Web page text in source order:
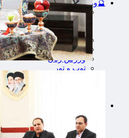
🔮ورزش
فوتبال
🔴باشگاه پرسپولیس
🔵باشگاه استقلال
کشتی و وزنه‌برداری
ورزشهای رزمی
ورزش زنان
توپ و تور
بانک ها
بیمه ها
نفت و انرژی